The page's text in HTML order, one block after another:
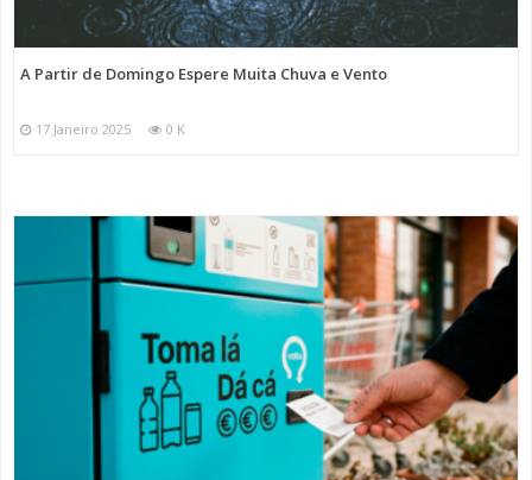
A Partir de Domingo Espere Muita Chuva e Vento
17 Janeiro 2025 0 K